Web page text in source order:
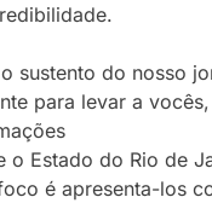
sustento do nosso
para levar a
o Estado do Rio de
é apresenta-los